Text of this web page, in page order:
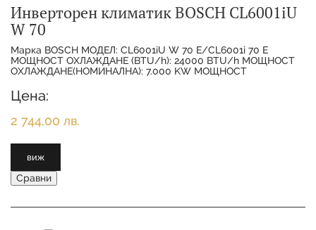
Инверторен климатик BOSCH CL6001iU
W 70
Марка BOSCH МОДЕЛ: CL6001iU W 70 E/CL6001i 70 E
МОЩНОСТ ОХЛАЖДАНЕ (BTU/h): 24000 BTU/h МОЩНОСТ
ОХЛАЖДАНЕ(НОМИНАЛНА): 7.000 KW МОЩНОСТ
Цена:
2 744,00 лв.
виж
Сравни